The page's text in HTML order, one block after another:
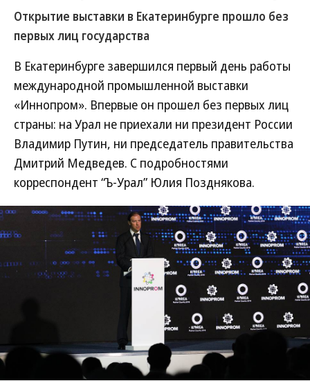
Открытие выставки в Екатеринбурге прошло без
первых лиц государства
В Екатеринбурге завершился первый день работы
международной промышленной выставки
«Иннопром». Впервые он прошел без первых лиц
страны: на Урал не приехали ни президент России
Владимир Путин, ни председатель правительства
Дмитрий Медведев. С подробностями
корреспондент “Ъ-Урал” Юлия Позднякова.